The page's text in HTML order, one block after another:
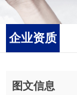
企业资质
图文信息